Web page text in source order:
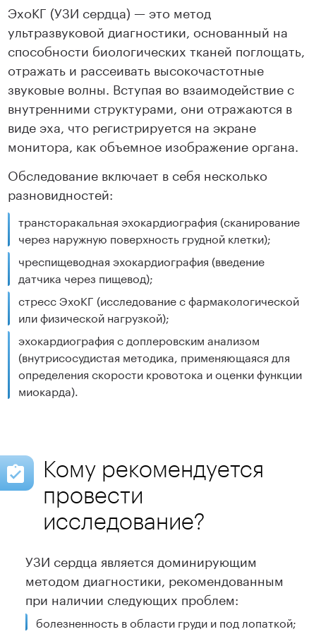
ЭхоКГ (УЗИ сердца) — это метод
ультразвуковой диагностики, основанный на
способности биологических тканей поглощать,
отражать и рассеивать высокочастотные
звуковые волны. Вступая во взаимодействие с
внутренними структурами, они отражаются в
виде эха, что регистрируется на экране
монитора, как объемное изображение органа.
Обследование включает в себя несколько
разновидностей:
трансторакальная эхокардиография (сканирование
через наружную поверхность грудной клетки);
чреспищеводная эхокардиография (введение
датчика через пищевод);
стресс ЭхоКГ (исследование с фармакологической
или физической нагрузкой);
эхокардиография с доплеровским анализом
(внутрисосудистая методика, применяющаяся для
определения скорости кровотока и оценки функции
миокарда).
Кому рекомендуется
провести
исследование?
УЗИ сердца является доминирующим
методом диагностики, рекомендованным
при наличии следующих проблем:
болезненность в области груди и под лопаткой;